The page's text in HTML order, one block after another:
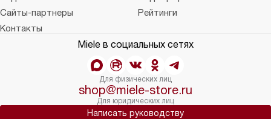
Сайты-партнеры
Рейтинги
Контакты
Miele в социальных сетях
Для физических лиц
shop@miele-store.ru
Для юридических лиц
Написать руководству